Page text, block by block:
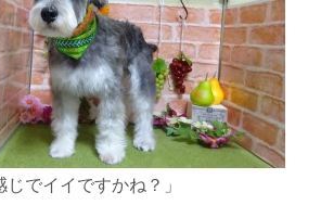
じでイイですかね？」